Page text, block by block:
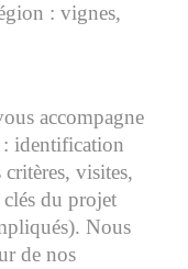
: vignes,
accompagne
: identification
visites,
clés du projet
Nous
de nos